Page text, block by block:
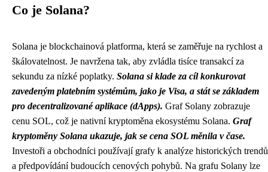
Co je Solana?
Solana je blockchainová platforma, která se zaměřuje na rychlost a
škálovatelnost. Je navržena tak, aby zvládla tisíce transakcí za
sekundu za nízké poplatky. Solana si klade za cíl konkurovat
zavedeným platebním systémům, jako je Visa, a stát se základem
pro decentralizované aplikace (dApps). Graf Solany zobrazuje
cenu SOL, což je nativní kryptoměna ekosystému Solana. Graf
kryptoměny Solana ukazuje, jak se cena SOL měnila v čase.
Investoři a obchodníci používají grafy k analýze historických trendů
a předpovídání budoucích cenových pohybů. Na grafu Solany lze